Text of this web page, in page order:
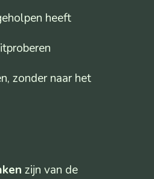
heeft
zonder naar het
zijn van de